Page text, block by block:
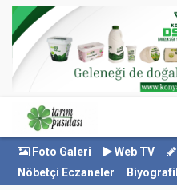
Foto Galeri Web TV
Nöbetçi Eczaneler